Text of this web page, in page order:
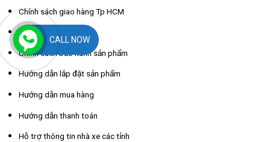
Chính sách giao hàng Tp HCM
Chính sách đổi trả
Chính sách bảo hành sản phẩm
Hướng dẫn lắp đặt sản phẩm
Hướng dẫn mua hàng
Hướng dẫn thanh toán
Hỗ trợ thông tin nhà xe các tỉnh
CALL NOW